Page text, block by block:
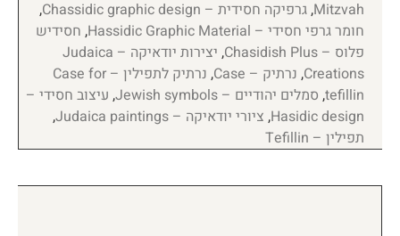
Mitzvah
,גרפיקה חסידית – Chassidic graphic design
,
חומר גרפי חסידי – Hassidic Graphic Material
, חסידיש
פלוס – Chasidish Plus
,
יצירות יודאיקה – Judaica
Creations
, נרתיק – Case ,
נרתיק לתפילין – Case for
tefillin
, סמלים יהודיים – Jewish symbols , עיצוב חסידי –
Hasidic design
, ציורי יודאיקה – Judaica paintings
,
תפילין – Tefillin